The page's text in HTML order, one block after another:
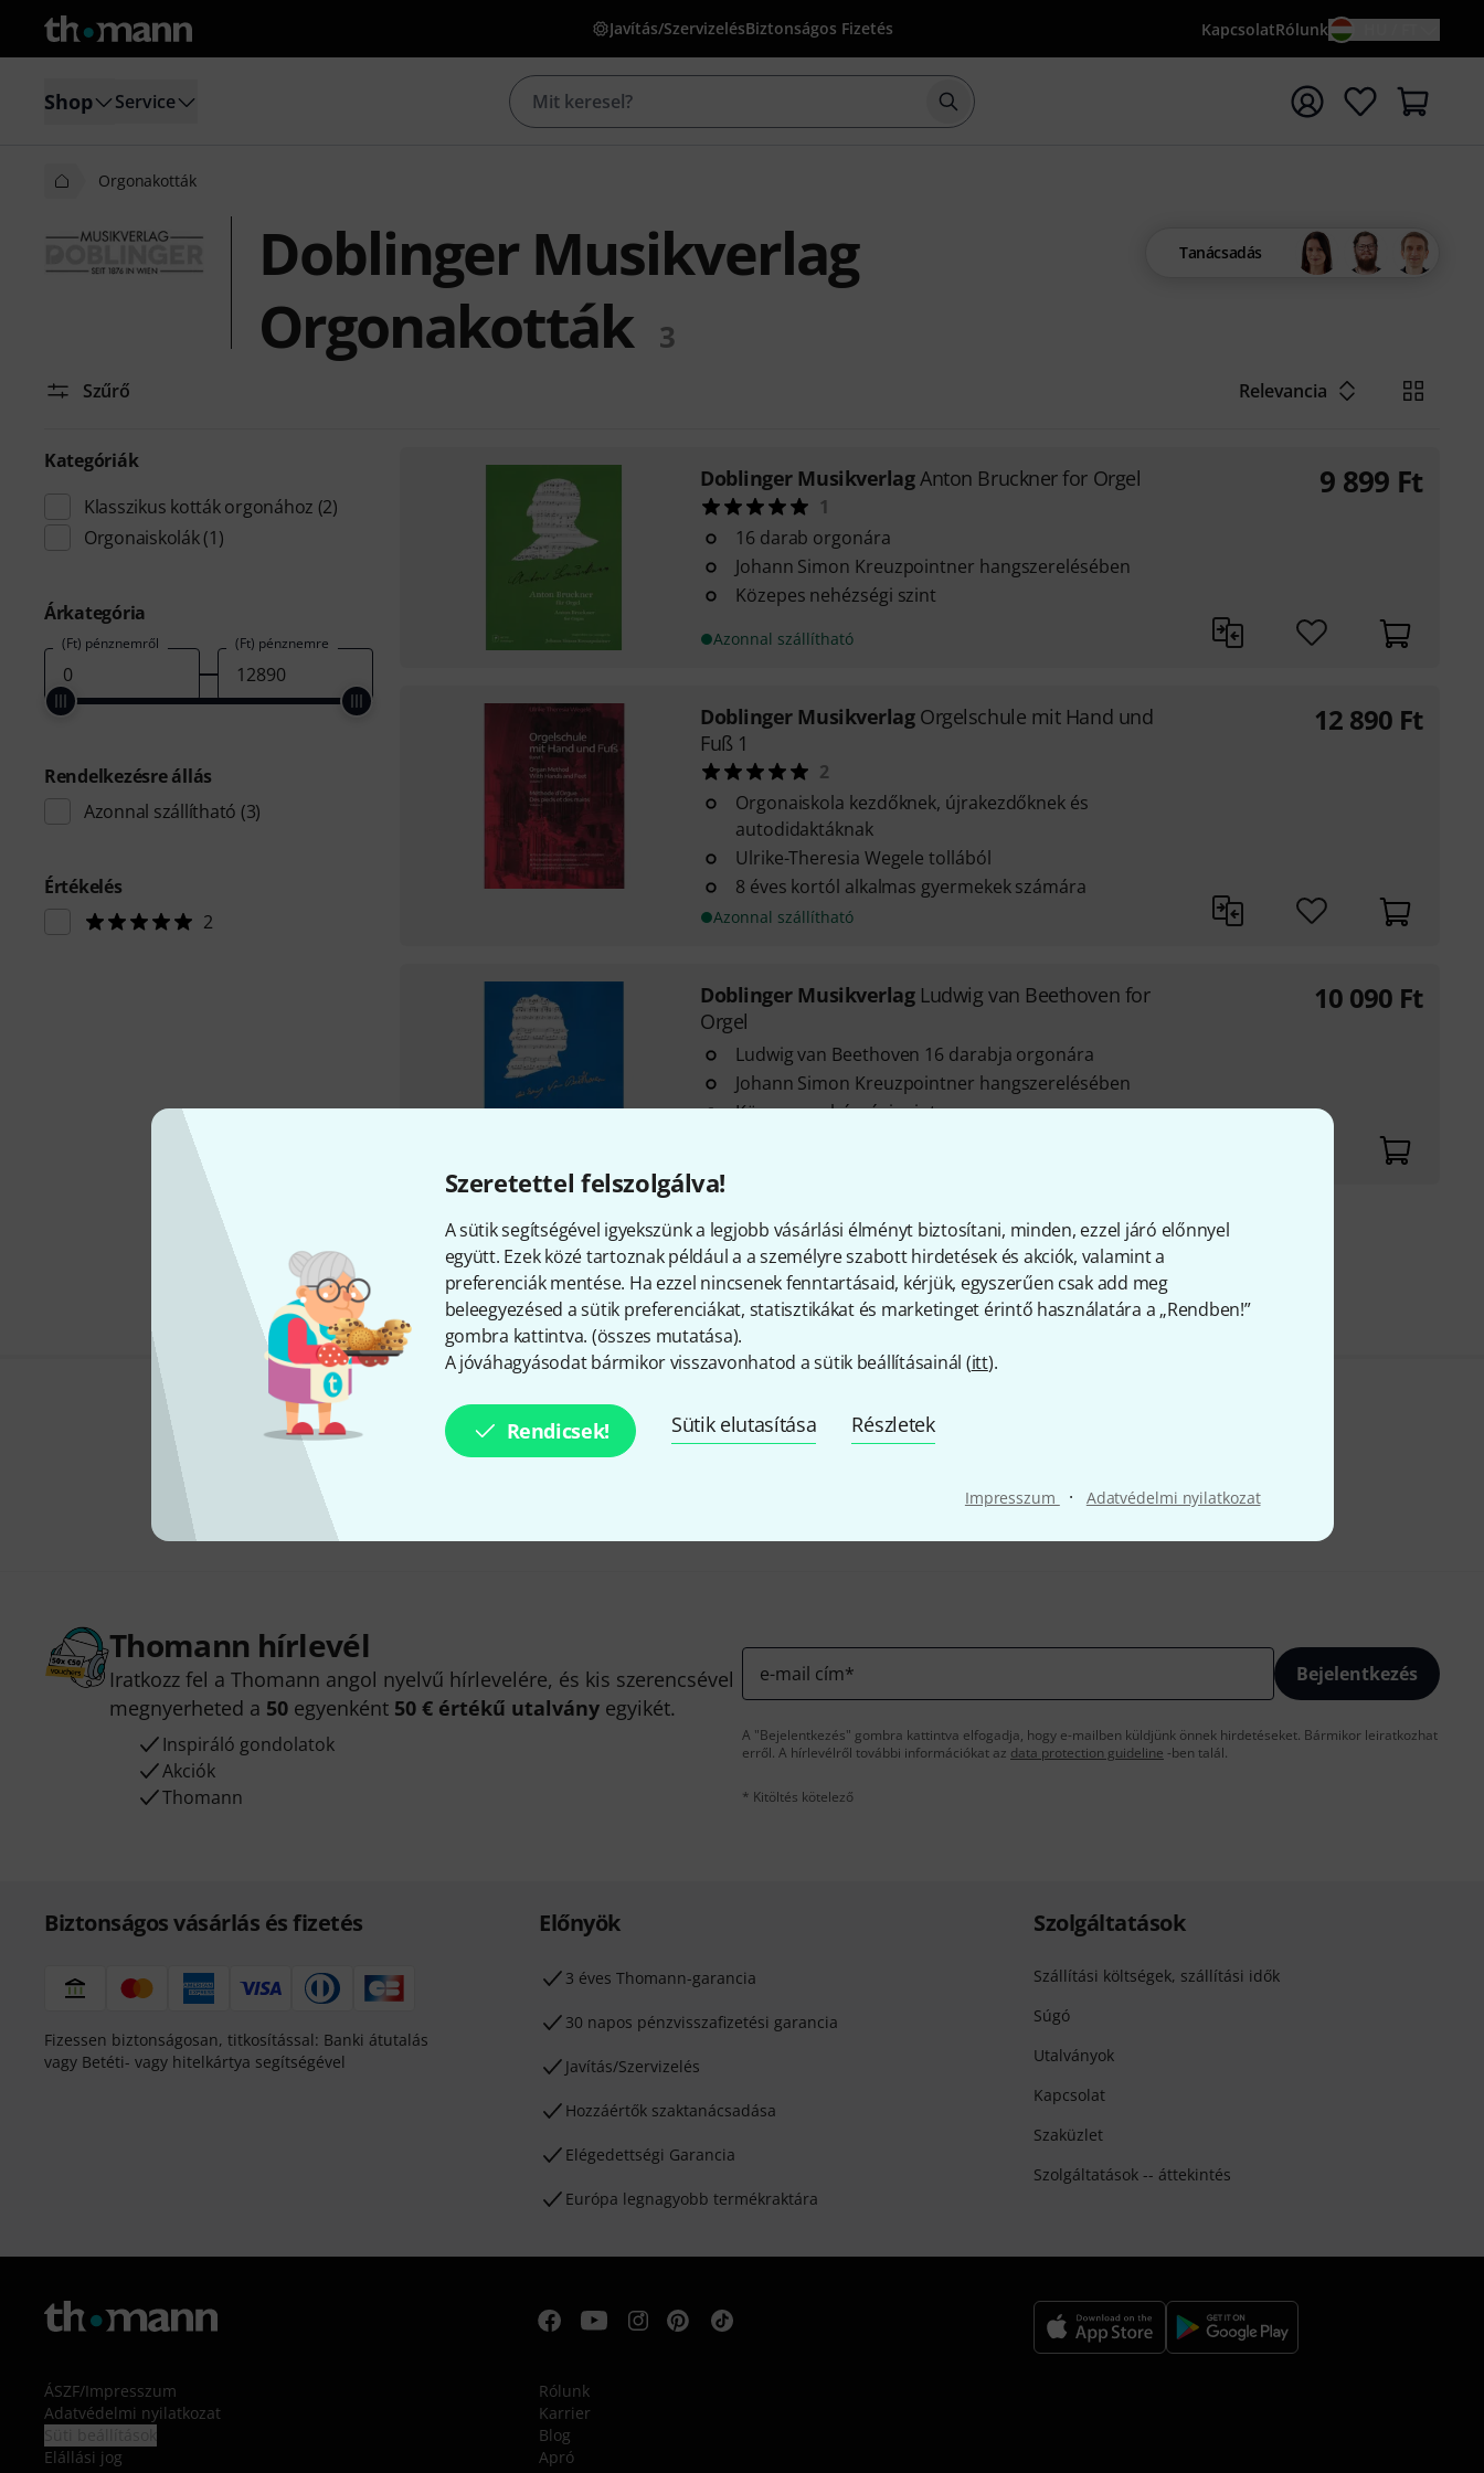
Szeretettel felszolgálva!
A sütik segítségével igyekszünk a legjobb vásárlási élményt biztosítani, minden, ezzel járó előnnyel
együtt. Ezek közé tartoznak például a a személyre szabott hirdetések és akciók, valamint a
preferenciák mentése. Ha ezzel nincsenek fenntartásaid, kérjük, egyszerűen csak add meg
beleegyezésed a sütik preferenciákat, statisztikákat és marketinget érintő használatára a „Rendben!”
gombra kattintva. (összes mutatása).
A jóváhagyásodat bármikor visszavonhatod a sütik beállításainál (itt).
Rendicsek! Sütik elutasítása Részletek
Impresszum · Adatvédelmi nyilatkozat
Javítás/SzervizelésBiztonságos Fizetés KapcsolatRólunk
Shop Service Keresés indítása {searchTerm} keresőszóval
Orgonakották
Doblinger Musikverlag
Orgonakották
3
Tanácsadás
Szűrő Relevancia
Kategóriák
Klasszikus kották orgonához (2)
Orgonaiskolák(1)
Árkategória
(Ft) pénznemről (Ft) pénznemre
Rendelkezésre állás
Azonnal szállítható (3)
Értékelés
2
Doblinger MusikverlagAnton Bruckner for Orgel
1
16 darab orgonára
Johann Simon Kreuzpointner hangszerelésében
Közepes nehézségi szint
Azonnal szállítható
9 899 Ft
Doblinger Musikverlag Orgelschule mit Hand und
Fuß 1
2
Orgonaiskola kezdőknek, újrakezdőknek és
autodidaktáknak
Ulrike-Theresia Wegele tollából
8 éves kortól alkalmas gyermekek számára
Azonnal szállítható
12 890 Ft
Doblinger Musikverlag Ludwig van Beethoven for
Orgel
Ludwig van Beethoven 16 darabja orgonára
Johann Simon Kreuzpointner hangszerelésében
Közepes nehézségi szint
10 090 Ft
Díjmentes szállítás 79 000 Ft fölött
Minden ár tartalmazza az ÁFÁ-t
Tetszik, amit látsz?
Thomann hírlevél
Iratkozz fel a Thomann angol nyelvű hírlevelére, és kis szerencsével
megnyerheted a 50 egyenként 50 € értékű utalvány egyikét.
Inspiráló gondolatok
Akciók
Thomann
e-mail cím* Bejelentkezés
A "Bejelentkezés" gombra kattintva elfogadja, hogy e-mailben küldjünk önnek hirdetéseket. Bármikor leiratkozhat
erről. A hírlevélről további információkat az data protection guideline -ben talál.
* Kitöltés kötelező
Biztonságos vásárlás és fizetés
Fizessen biztonságosan, titkosítással: Banki átutalás
vagy Betéti- vagy hitelkártya segítségével
Előnyök
3 éves Thomann-garancia
30 napos pénzvisszafizetési garancia
Javítás/Szervizelés
Hozzáértők szaktanácsadása
Elégedettségi Garancia
Európa legnagyobb termékraktára
Szolgáltatások
Szállítási költségek, szállítási idők
Súgó
Utalványok
Kapcsolat
Szaküzlet
Szolgáltatások -- áttekintés
ÁSZF/Impresszum
Adatvédelmi nyilatkozat
Elállási jog
Rólunk
Karrier
Blog
Apró